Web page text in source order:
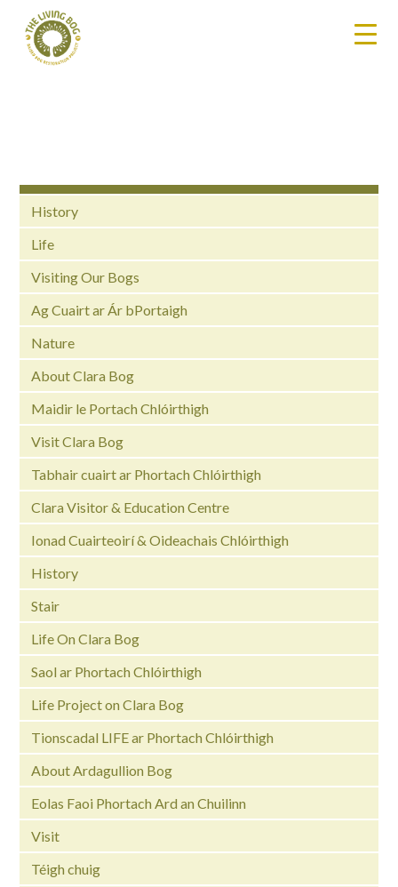
History
Life
Visiting Our Bogs
Ag Cuairt ar Ár bPortaigh
Nature
About Clara Bog
Maidir le Portach Chlóirthigh
Visit Clara Bog
Tabhair cuairt ar Phortach Chlóirthigh
Clara Visitor & Education Centre
Ionad Cuairteoirí & Oideachais Chlóirthigh
History
Stair
Life On Clara Bog
Saol ar Phortach Chlóirthigh
Life Project on Clara Bog
Tionscadal LIFE ar Phortach Chlóirthigh
About Ardagullion Bog
Eolas Faoi Phortach Ard an Chuilinn
Visit
Téigh chuig